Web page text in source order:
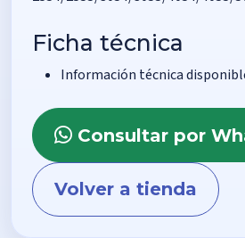
Ficha técnica
Información técnica
Consultar por
Volver a tienda